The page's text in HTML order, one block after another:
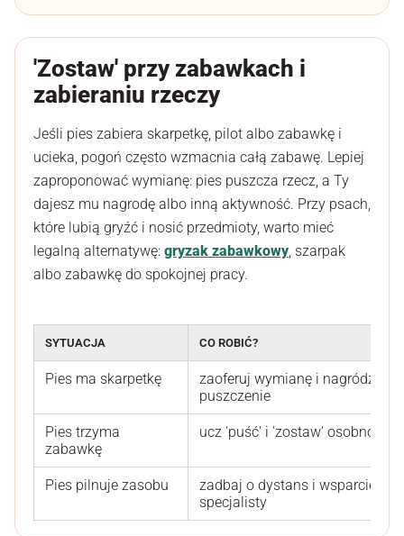
'Zostaw' przy zabawkach i
zabieraniu rzeczy
Jeśli pies zabiera skarpetkę, pilot albo zabawkę i
ucieka, pogoń często wzmacnia całą zabawę. Lepiej
zaproponować wymianę: pies puszcza rzecz, a Ty
dajesz mu nagrodę albo inną aktywność. Przy psach,
które lubią gryźć i nosić przedmioty, warto mieć
legalną alternatywę: gryzak zabawkowy, szarpak
albo zabawkę do spokojnej pracy.
SYTUACJA CO ROBIĆ?
Pies ma skarpetkę
zaoferuj wymianę i nagródź
puszczenie
Pies trzyma
zabawkę
ucz 'puść' i 'zostaw' osobno
Pies pilnuje zasobu
zadbaj o dystans i wsparcie
specjalisty